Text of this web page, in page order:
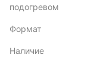
подогревом
Формат
Наличие